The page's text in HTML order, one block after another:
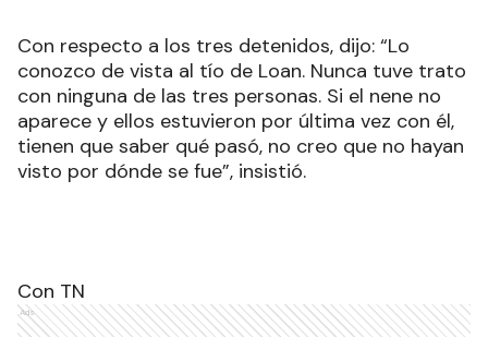
Con respecto a los tres detenidos, dijo: “Lo
conozco de vista al tío de Loan. Nunca tuve trato
con ninguna de las tres personas. Si el nene no
aparece y ellos estuvieron por última vez con él,
tienen que saber qué pasó, no creo que no hayan
visto por dónde se fue”, insistió.
Con TN
Ads